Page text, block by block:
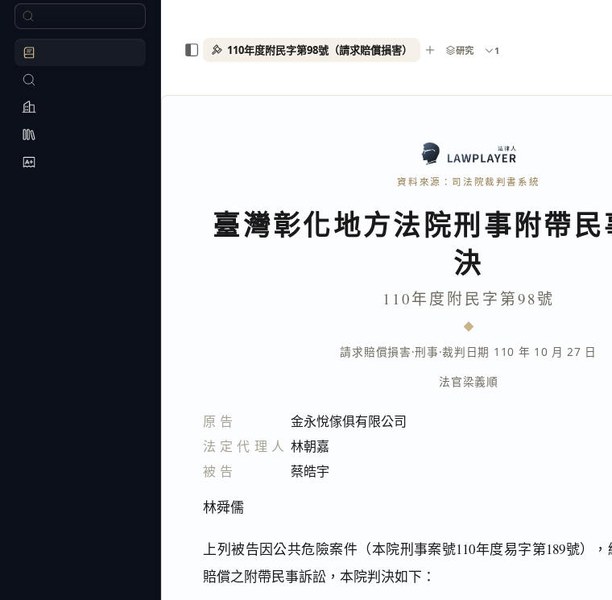
資料來源：司法院裁判書系統
臺灣彰化地方法院刑事附帶民
決
110年度附民字第98號
請求賠償損害·刑事·裁判日期 110 年 10 月 27 日
法官梁義順
原告
金永悅傢俱有限公司
法定代理人 林朝嘉
被告
蔡皓宇
林舜儒
上列被告因公共危險案件（本院刑事案號110年度易字第189號）
賠償之附帶民事訴訟，本院判決如下：
110年度附民字第98號（請求賠償損害） 研究 1